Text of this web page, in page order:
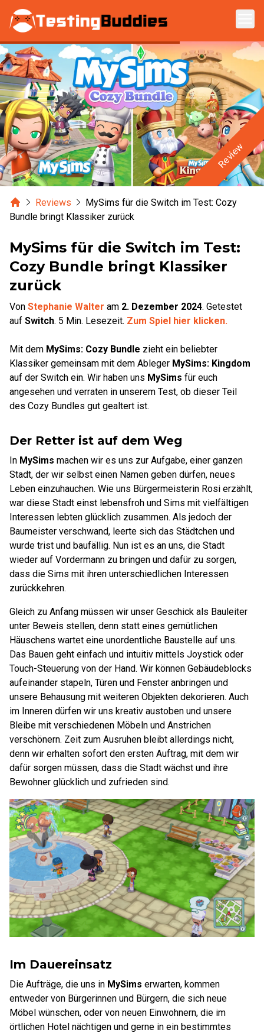
Zum Hauptinhalt springen
Review
HomeReviews
MySims für die Switch im Test: Cozy
Bundle bringt Klassiker zurück
MySims für die Switch im Test:
Cozy Bundle bringt Klassiker
zurück
Von Stephanie Walter am 2. Dezember 2024. Getestet
auf Switch. 5 Min. Lesezeit. Zum Spiel hier klicken.
Mit dem MySims: Cozy Bundle zieht ein beliebter
Klassiker gemeinsam mit dem Ableger MySims: Kingdom
auf der Switch ein. Wir haben uns MySims für euch
angesehen und verraten in unserem Test, ob dieser Teil
des Cozy Bundles gut gealtert ist.
Der Retter ist auf dem Weg
In MySims machen wir es uns zur Aufgabe, einer ganzen
Stadt, der wir selbst einen Namen geben dürfen, neues
Leben einzuhauchen. Wie uns Bürgermeisterin Rosi erzählt,
war diese Stadt einst lebensfroh und Sims mit vielfältigen
Interessen lebten glücklich zusammen. Als jedoch der
Baumeister verschwand, leerte sich das Städtchen und
wurde trist und baufällig. Nun ist es an uns, die Stadt
wieder auf Vordermann zu bringen und dafür zu sorgen,
dass die Sims mit ihren unterschiedlichen Interessen
zurückkehren.
Gleich zu Anfang müssen wir unser Geschick als Bauleiter
unter Beweis stellen, denn statt eines gemütlichen
Häuschens wartet eine unordentliche Baustelle auf uns.
Das Bauen geht einfach und intuitiv mittels Joystick oder
Touch-Steuerung von der Hand. Wir können Gebäudeblocks
aufeinander stapeln, Türen und Fenster anbringen und
unsere Behausung mit weiteren Objekten dekorieren. Auch
im Inneren dürfen wir uns kreativ austoben und unsere
Bleibe mit verschiedenen Möbeln und Anstrichen
verschönern. Zeit zum Ausruhen bleibt allerdings nicht,
denn wir erhalten sofort den ersten Auftrag, mit dem wir
dafür sorgen müssen, dass die Stadt wächst und ihre
Bewohner glücklich und zufrieden sind.
Im Dauereinsatz
Die Aufträge, die uns in MySims erwarten, kommen
entweder von Bürgerinnen und Bürgern, die sich neue
Möbel wünschen, oder von neuen Einwohnern, die im
örtlichen Hotel nächtigen und gerne in ein bestimmtes